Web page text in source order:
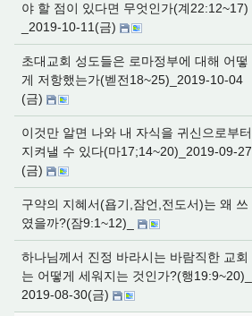
야 할 점이 있다면 무엇인가(계22:12~17)
_2019-10-11(금)
초대교회 성도들은 로마정부에 대해 어떻
게 저항했는가(벧전18~25)_2019-10-04
(금)
이것만 알면 나와 내 자식을 귀신으로부터
지켜낼 수 있다(마17;14~20)_2019-09-27
(금)
구약의 지혜서(욥기,잠언,전도서)는 왜 쓰
였을까?(잠9:1~12)_
하나님께서 진정 바라시는 바람직한 교회
는 어떻게 세워지는 것인가?(행19:9~20)_
2019-08-30(금)